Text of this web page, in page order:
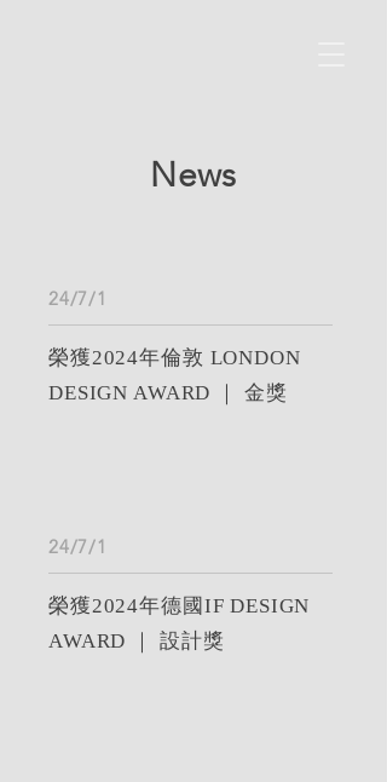
News
24/7/1
榮獲2024年倫敦 LONDON
DESIGN AWARD ｜ 金獎
24/7/1
榮獲2024年德國IF DESIGN
AWARD ｜ 設計獎